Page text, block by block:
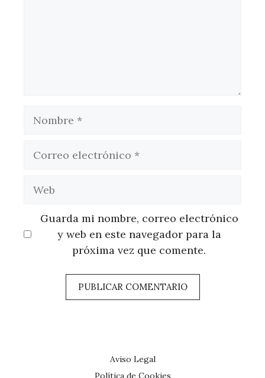
Guarda mi nombre, correo electrónico
y web en este navegador para la
próxima vez que comente.
Aviso Legal
Política de Cookies